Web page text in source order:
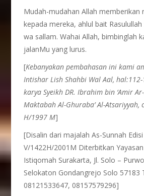
Mudah-mudahan Allah memberikan
kepada mereka, ahlul bait Rasulullah
wa sallam. Wahai Allah, bimbinglah
jalanMu yang lurus.
[Kebanyakan pembahasan ini kami
Intishar Lish Shahbi Wal Aal,
karya Syeikh DR. Ibrahim bin ‘Amir
Maktabah Al-Ghuraba’ Al-Atsariyyah,
H/1997 M]
[Disalin dari majalah As-Sunnah
V/1422H/2001M Diterbitkan
Istiqomah Surakarta, Jl. Solo –
Selokaton Gondangrejo Solo 57183
08121533647, 08157579296]